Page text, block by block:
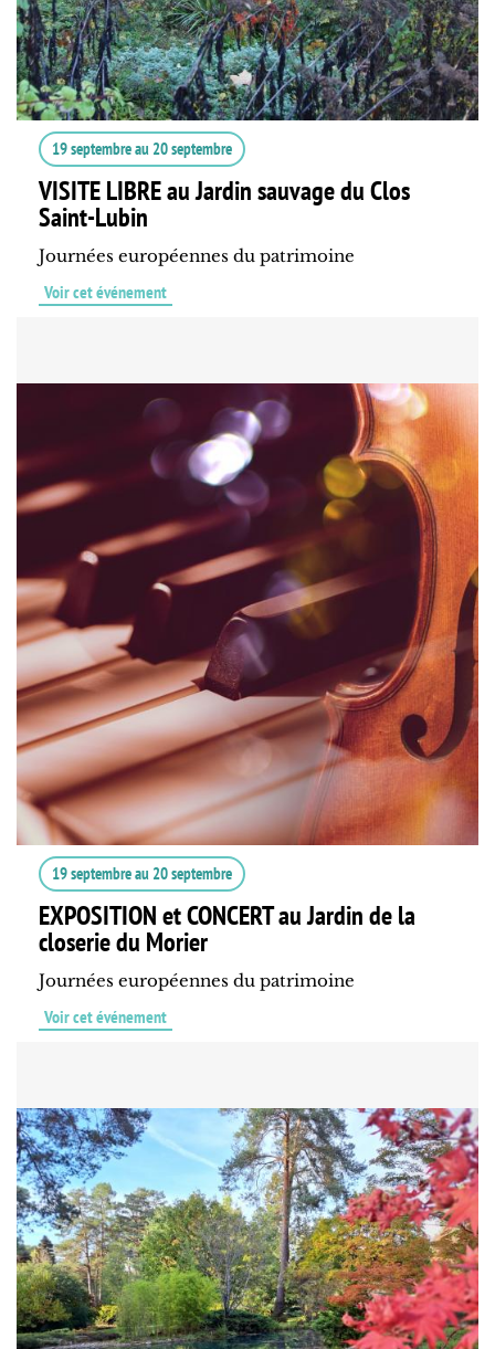
19 septembreau 20 septembre
VISITE LIBRE au Jardin sauvage du Clos
Saint-Lubin
Journées européennes du patrimoine
Voir cet événement
19 septembreau 20 septembre
EXPOSITION et CONCERT au Jardin de la
closerie du Morier
Journées européennes du patrimoine
Voir cet événement